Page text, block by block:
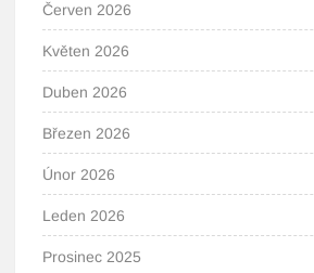
Červen 2026
Květen 2026
Duben 2026
Březen 2026
Únor 2026
Leden 2026
Prosinec 2025